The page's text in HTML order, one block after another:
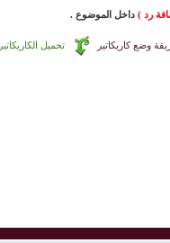
رد ) داخل الموضوع .
تحميل الكاريكاتير وضع كاريكاتير